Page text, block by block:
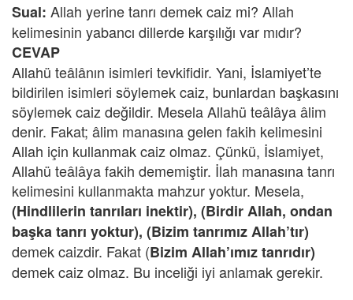
Sual: Allah yerine tanrı demek caiz mi? Allah
kelimesinin yabancı dillerde karşılığı var mıdır?
CEVAP
Allahü teâlânın isimleri tevkifidir. Yani, İslamiyet’te
bildirilen isimleri söylemek caiz, bunlardan başkasını
söylemek caiz değildir. Mesela Allahü teâlâya âlim
denir. Fakat; âlim manasına gelen fakih kelimesini
Allah için kullanmak caiz olmaz. Çünkü, İslamiyet,
Allahü teâlâya fakih dememiştir. İlah manasına tanrı
kelimesini kullanmakta mahzur yoktur. Mesela,
(Hindlilerin tanrıları inektir), (Birdir Allah, ondan
başka tanrı yoktur), (Bizim tanrımız Allah’tır)
demek caizdir. Fakat (Bizim Allah’ımız tanrıdır)
demek caiz olmaz. Bu inceliği iyi anlamak gerekir.